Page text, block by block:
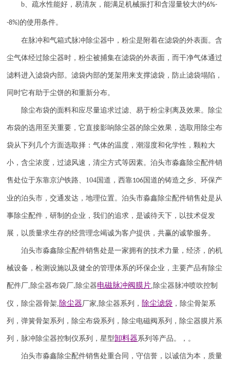
b、疏水性能好，易清灰，能满足机械振打和含湿量较大(约6%-
-8%)的使用条件。
在脉冲和气箱式脉冲除尘器中，粉尘是附着在滤袋的外表面。含
尘气体经过除尘器时，粉尘被捕集在滤袋的外表面，而干净气体通过
滤料进入滤袋内部。滤袋内部的笼架用来支撑滤袋，防止滤袋塌陷，
同时它有助于尘饼的和重新分布。
除尘布袋的面料和应尽量追求过滤、易于粉尘剥离及效果。除尘
布袋的选用至关重要，它直接影响除尘器的除尘效果，选取用除尘布
袋从下列几个方面选取择：气体的温度，潮湿度和化学性，颗粒大
小，含尘浓度，过滤风速，清尘方式等因素。泊头市淼鑫除尘配件销
售处位于东靠京沪铁路、 104 国道，西靠106 国道的铸造之乡、环保产
业的泊头市，交通发达，地理位置。泊头市淼鑫除尘配件销售处是从
事除尘配件，研制的企业，我们的追求，是诚待天下，以技术促发
展，以质量求生存的经营理念竭诚为客户提供，共赢的诚挚服务。
泊头市淼鑫除尘配件销售处是一家拥有的技术力量，经济，的机
械设备，检测设施以及健全的管理体系的环保企业，主要产品有除尘
配件厂, 除尘器布袋厂, 除尘器电磁脉冲阀膜片, 除尘器脉冲喷吹控制
仪 ， 除尘器骨架,除尘器厂家, 除尘器系列， 除尘滤袋 ，除尘骨架系
列，弹簧骨架系列，除尘布袋系列，除尘电磁阀系列，除尘器膜片系
列，脉冲除尘器控制仪系列，星型卸料器系列等产品。，。
泊头市淼鑫除尘配件销售处重合同，守信誉，以诚信为本，质量